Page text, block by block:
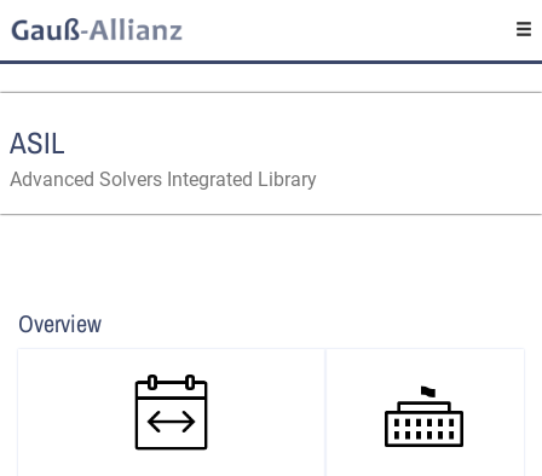
ASIL
Advanced Solvers Integrated Library
Overview